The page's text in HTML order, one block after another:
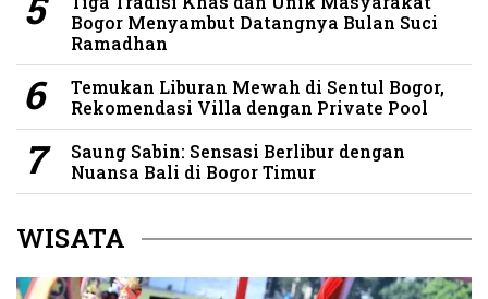
Bogor Menyambut Datangnya Bulan Suci
Ramadhan
Temukan Liburan Mewah di Sentul Bogor,
Rekomendasi Villa dengan Private Pool
Saung Sabin: Sensasi Berlibur dengan
Nuansa Bali di Bogor Timur
WISATA